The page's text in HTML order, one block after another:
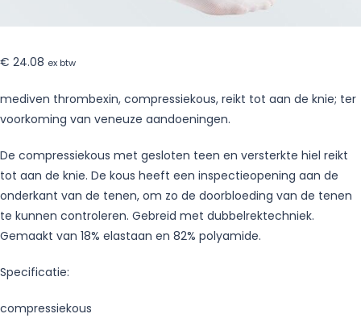
€ 24.08 ex btw
mediven thrombexin, compressiekous, reikt tot aan de knie; ter
voorkoming van veneuze aandoeningen.
De compressiekous met gesloten teen en versterkte hiel reikt
tot aan de knie. De kous heeft een inspectieopening aan de
onderkant van de tenen, om zo de doorbloeding van de tenen
te kunnen controleren. Gebreid met dubbelrektechniek.
Gemaakt van 18% elastaan en 82% polyamide.
Specificatie:
compressiekous